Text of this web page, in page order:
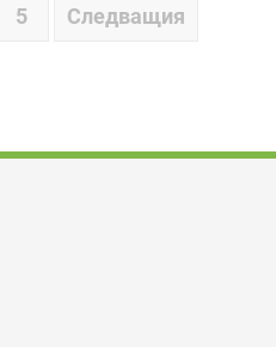
5 Следващия